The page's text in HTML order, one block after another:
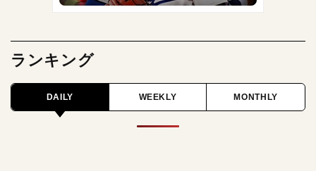
ランキング
DAILY WEEKLY MONTHLY